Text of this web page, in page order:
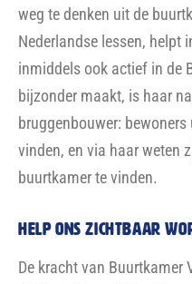
weg te denken uit de
Nederlandse lessen, helpt
inmiddels ook actief in de
bijzonder maakt, is haar
bruggenbouwer:
vinden, en via haar weten
buurtkamer te vinden.
Help ons zichtbaar
De kracht van Buurtkamer